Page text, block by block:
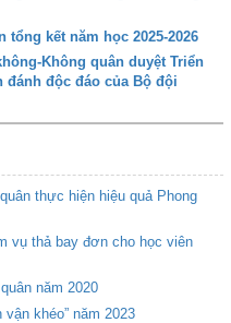
kết năm học 2025-2026
Không quân duyệt Triển
đánh độc đáo của Bộ đội
thực hiện hiệu quả Phong
vụ thả bay đơn cho học viên
năm 2020
khéo” năm 2023